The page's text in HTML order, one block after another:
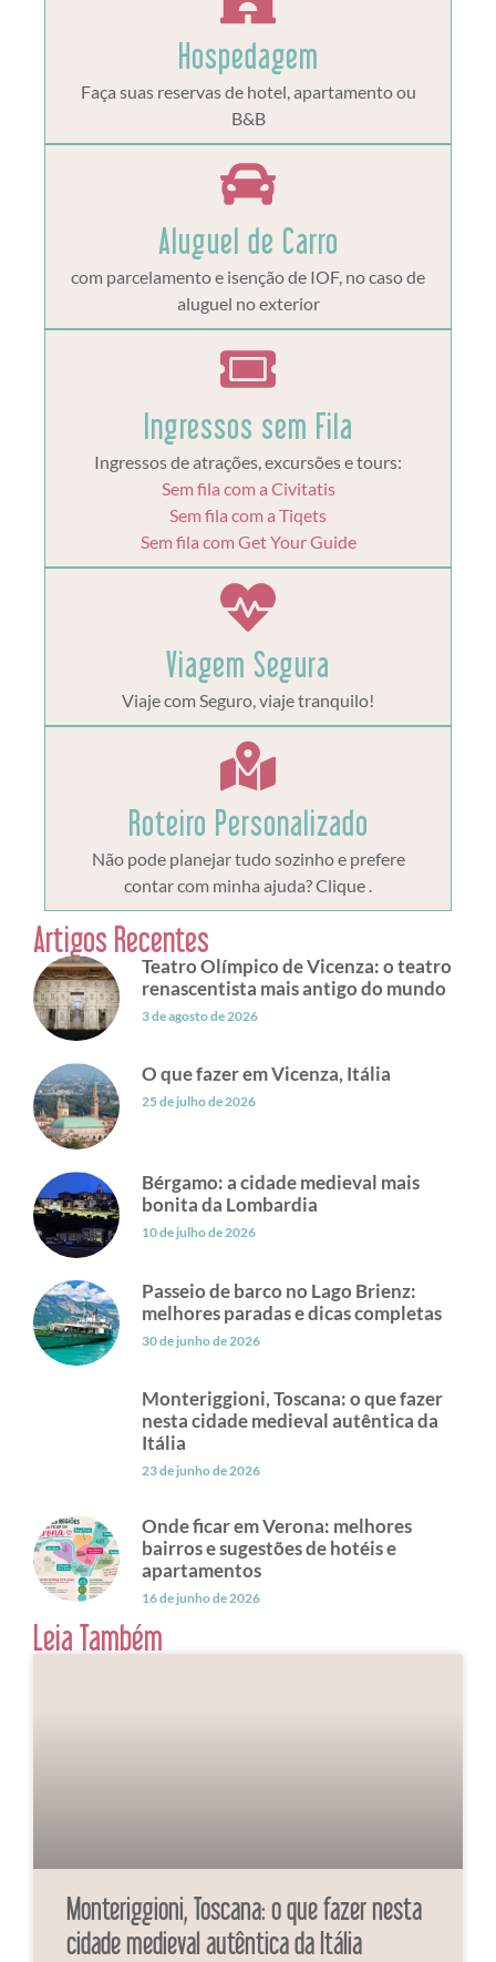
Hospedagem
Faça suas reservas de hotel, apartamento ou
B&B
Aluguel de Carro
com parcelamento e isenção de IOF, no caso de
aluguel no exterior
Ingressos sem Fila
Ingressos de atrações, excursões e tours:
Sem fila com a Civitatis
Sem fila com a Tiqets
Sem fila com Get Your Guide
Viagem Segura
Viaje com Seguro, viaje tranquilo!
Roteiro Personalizado
Não pode planejar tudo sozinho e prefere
contar com minha ajuda? Clique .
Artigos Recentes
Teatro Olímpico de Vicenza: o teatro
renascentista mais antigo do mundo
3 de agosto de 2026
O que fazer em Vicenza, Itália
25 de julho de 2026
Bérgamo: a cidade medieval mais
bonita da Lombardia
10 de julho de 2026
Passeio de barco no Lago Brienz:
melhores paradas e dicas completas
30 de junho de 2026
Monteriggioni, Toscana: o que fazer
nesta cidade medieval autêntica da
Itália
23 de junho de 2026
Onde ficar em Verona: melhores
bairros e sugestões de hotéis e
apartamentos
16 de junho de 2026
Leia Também
Monteriggioni, Toscana: o que fazer nesta
cidade medieval autêntica da Itália